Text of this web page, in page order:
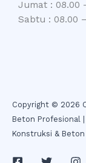
Jumat : 08.00
Sabtu : 08.00
Copyright © 2026
Beton Profesional
Konstruksi &